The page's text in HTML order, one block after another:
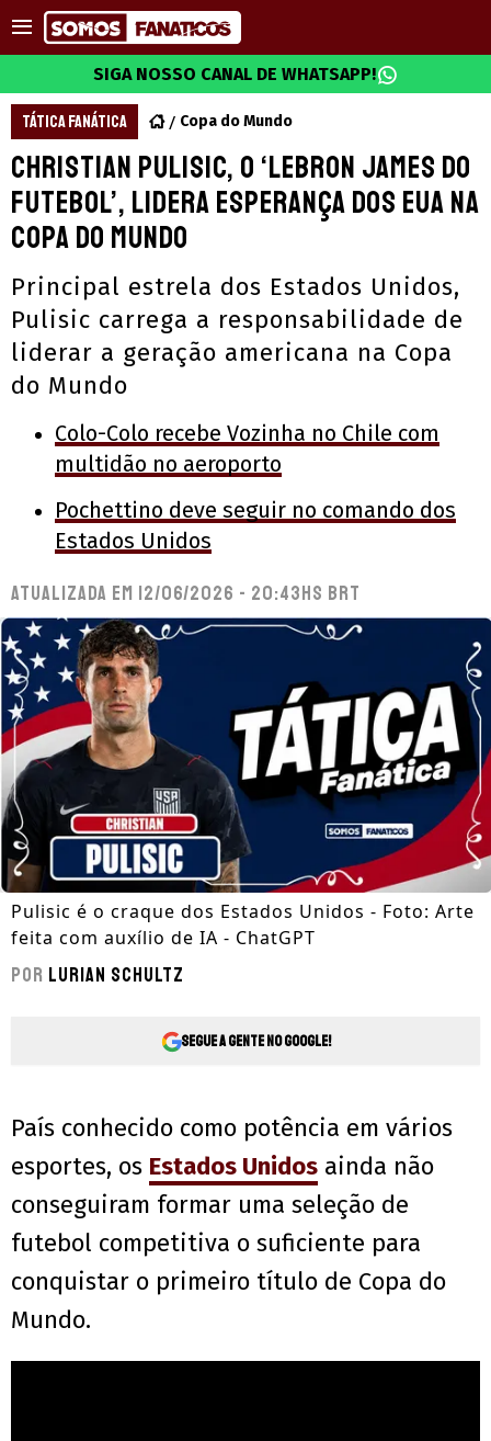
SIGA NOSSO CANAL DE WHATSAPP!
TÁTICA FANÁTICA Copa do Mundo
Christian Pulisic, o ‘LeBron James do
futebol’, lidera esperança dos EUA na
Copa do Mundo
Principal estrela dos Estados Unidos,
Pulisic carrega a responsabilidade de
liderar a geração americana na Copa
do Mundo
Colo-Colo recebe Vozinha no Chile com
multidão no aeroporto
Pochettino deve seguir no comando dos
Estados Unidos
Atualizada em 12/06/2026 - 20:43hs BRT
Pulisic é o craque dos Estados Unidos - Foto: Arte
feita com auxílio de IA - ChatGPT
Por Lurian Schultz
Segue a gente no Google!
País conhecido como potência em vários
esportes, os Estados Unidos ainda não
conseguiram formar uma seleção de
futebol competitiva o suficiente para
conquistar o primeiro título de Copa do
Mundo.